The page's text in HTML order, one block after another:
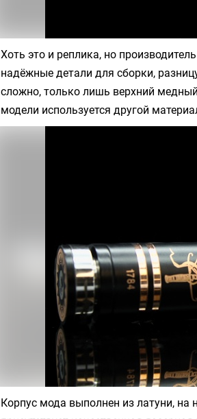
Хоть это и реплика, но
надёжные детали для сборки,
сложно, только лишь верхний
модели используется другой
Корпус мода выполнен из латуни, на